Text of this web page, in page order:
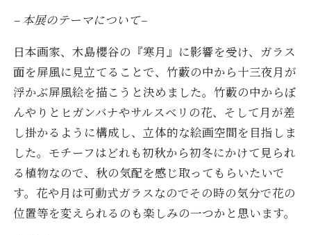
– 本展のテーマについて–
日本画家、木島櫻谷の『寒月』に影響を受け、ガラス
面を屏風に見立てることで、竹藪の中から十三夜月が
浮かぶ屏風絵を描こうと決めました。竹藪の中からぼ
んやりとヒガンバナやサルスベリの花、そして月が差
し掛かるように構成し、立体的な絵画空間を目指しま
した。モチーフはどれも初秋から初冬にかけて見られ
る植物なので、秋の気配を感じ取ってもらいたいで
す。花や月は可動式ガラスなのでその時の気分で花の
位置等を変えられるのも楽しみの一つかと思います。